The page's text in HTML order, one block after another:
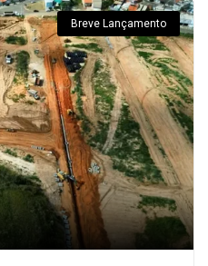
Breve Lançamento